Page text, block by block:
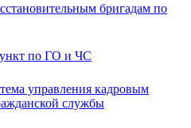
бригадам по
по ГО и ЧС
управления кадровым
службы